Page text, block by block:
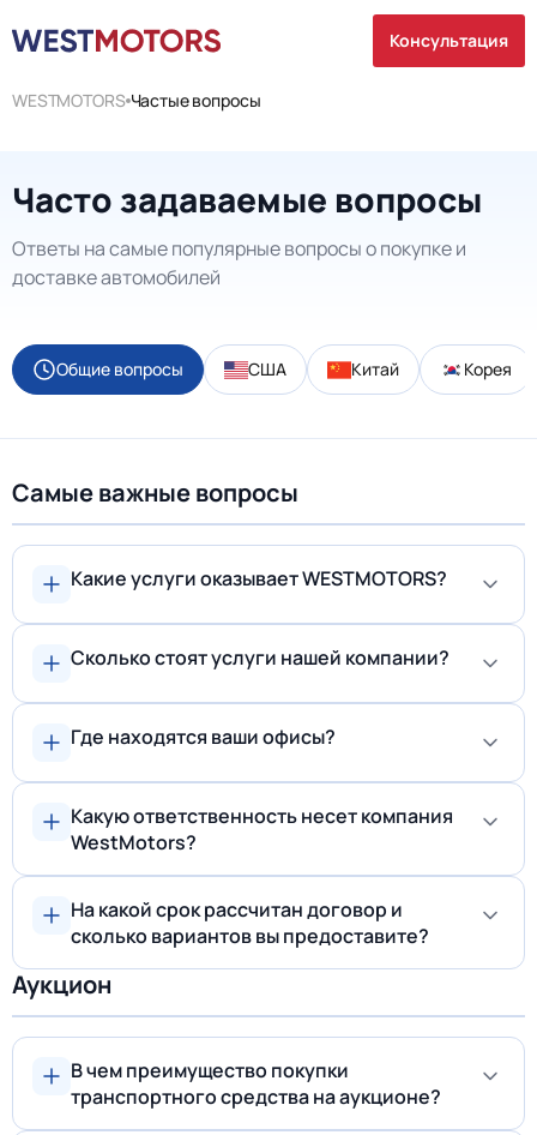
Консультация
WESTMOTORS Частые вопросы
Часто задаваемые вопросы
Ответы на самые популярные вопросы о покупке и
доставке автомобилей
Общие вопросы США Китай Корея
Самые важные вопросы
Какие услуги оказывает WESTMOTORS?
Сколько стоят услуги нашей компании?
Где находятся ваши офисы?
Какую ответственность несет компания
WestMotors?
На какой срок рассчитан договор и
сколько вариантов вы предоставите?
Аукцион
В чем преимущество покупки
транспортного средства на аукционе?